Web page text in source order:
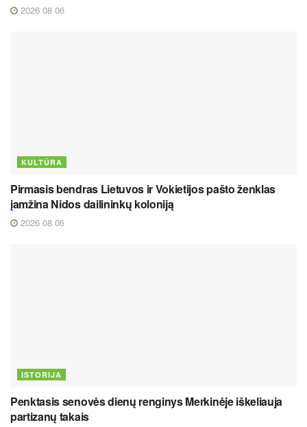
2026 08 06
KULTŪRA
Pirmasis bendras Lietuvos ir Vokietijos pašto ženklas
įamžina Nidos dailininkų koloniją
2026 08 06
ISTORIJA
Penktasis senovės dienų renginys Merkinėje iškeliauja
partizanų takais